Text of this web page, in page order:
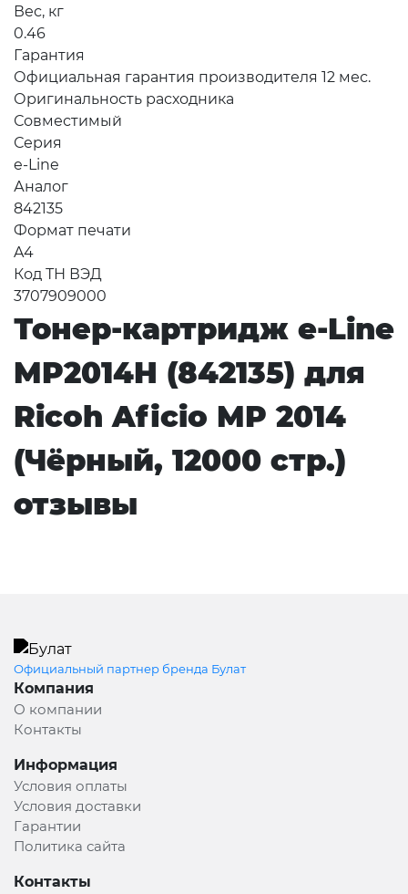
Вес, кг
0.46
Гарантия
Официальная гарантия производителя 12 мес.
Оригинальность расходника
Совместимый
Серия
e-Line
Аналог
842135
Формат печати
A4
Код ТН ВЭД
3707909000
Тонер-картридж e-Line
MP2014H (842135) для
Ricoh Aficio MP 2014
(Чёрный, 12000 стр.)
отзывы
Официальный партнер бренда Булат
Компания
О компании
Контакты
Информация
Условия оплаты
Условия доставки
Гарантии
Политика сайта
Контакты